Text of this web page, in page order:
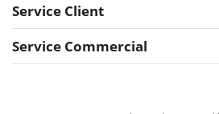
Service Client
Service Commercial